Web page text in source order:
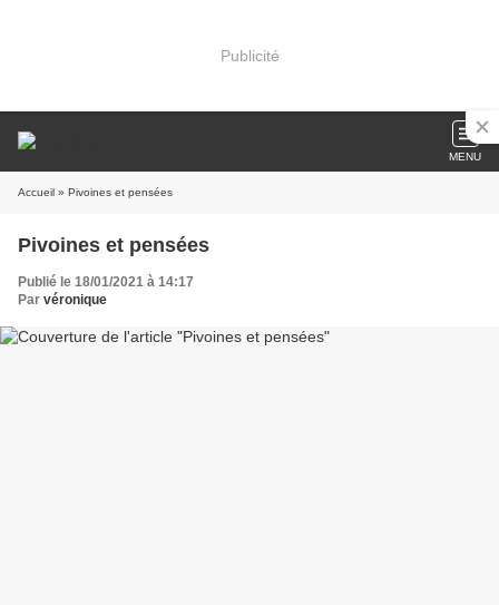
Publicité
MENU
Accueil » Pivoines et pensées
Pivoines et pensées
Publié le 18/01/2021 à 14:17
Par véronique